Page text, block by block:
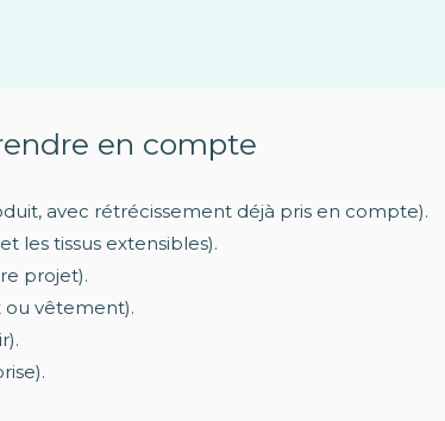
en compte
avec rétrécissement déjà pris en compte).
les tissus extensibles).
projet).
ou vêtement).